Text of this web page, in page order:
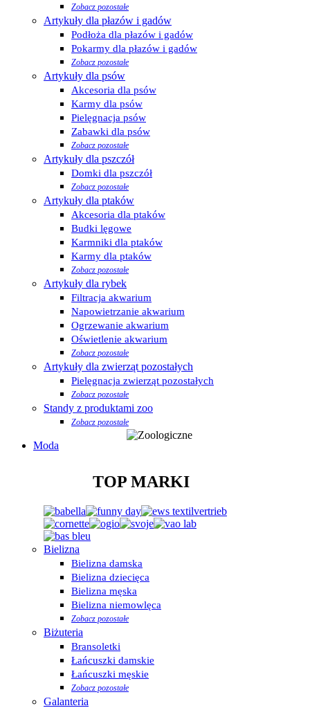
Zobacz pozostałe
Artykuły dla płazów i gadów
Podłoża dla płazów i gadów
Pokarmy dla płazów i gadów
Zobacz pozostałe
Artykuły dla psów
Akcesoria dla psów
Karmy dla psów
Pielęgnacja psów
Zabawki dla psów
Zobacz pozostałe
Artykuły dla pszczół
Domki dla pszczół
Zobacz pozostałe
Artykuły dla ptaków
Akcesoria dla ptaków
Budki lęgowe
Karmniki dla ptaków
Karmy dla ptaków
Zobacz pozostałe
Artykuły dla rybek
Filtracja akwarium
Napowietrzanie akwarium
Ogrzewanie akwarium
Oświetlenie akwarium
Zobacz pozostałe
Artykuły dla zwierząt pozostałych
Pielęgnacja zwierząt pozostałych
Zobacz pozostałe
Standy z produktami zoo
Zobacz pozostałe
Moda
TOP MARKI
Bielizna
Bielizna damska
Bielizna dziecięca
Bielizna męska
Bielizna niemowlęca
Zobacz pozostałe
Biżuteria
Bransoletki
Łańcuszki damskie
Łańcuszki męskie
Zobacz pozostałe
Galanteria